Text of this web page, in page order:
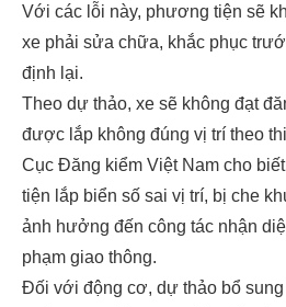
Với các lỗi này, phương tiện sẽ
xe phải sửa chữa, khắc phục
định lại.
Theo dự thảo, xe sẽ không đạt
được lắp không đúng vị trí theo
Cục Đăng kiểm Việt Nam cho
tiện lắp biển số sai vị trí, bị che
ảnh hưởng đến công tác nhận
phạm giao thông.
Đối với động cơ, dự thảo bổ